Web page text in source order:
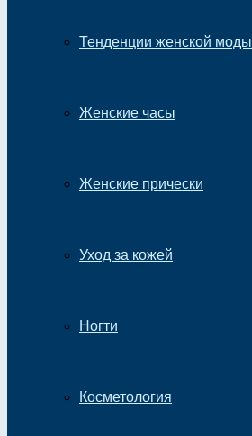
Тенденции женской моды
Женские часы
Женские прически
Уход за кожей
Ногти
Косметология